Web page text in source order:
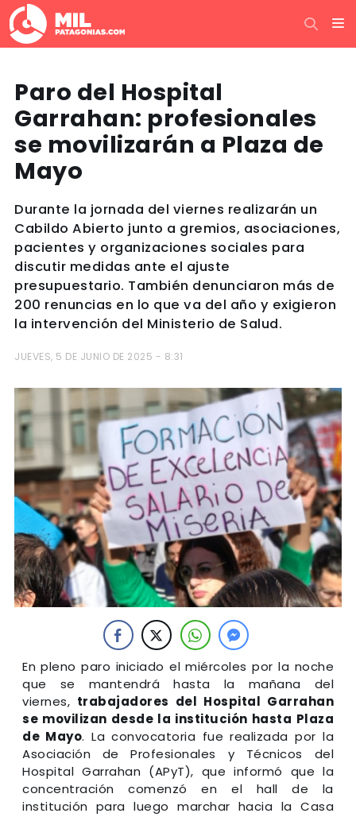
Paro del Hospital
Garrahan: profesionales
se movilizarán a Plaza de
Mayo
Durante la jornada del viernes realizarán un
Cabildo Abierto junto a gremios, asociaciones,
pacientes y organizaciones sociales para
discutir medidas ante el ajuste
presupuestario. También denunciaron más de
200 renuncias en lo que va del año y exigieron
la intervención del Ministerio de Salud.
JUEVES, 5 DE JUNIO DE 2025 - 8:31
En pleno paro iniciado el miércoles por la noche
que se mantendrá hasta la mañana del
viernes, trabajadores del Hospital Garrahan
se movilizan desde la institución hasta Plaza
de Mayo. La convocatoria fue realizada por la
Asociación de Profesionales y Técnicos del
Hospital Garrahan (APyT), que informó que la
concentración comenzó en el hall de la
institución para luego marchar hacia la Casa